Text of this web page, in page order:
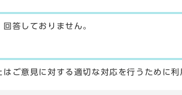
答しておりません。
ご意見に対する適切な対応を行うために